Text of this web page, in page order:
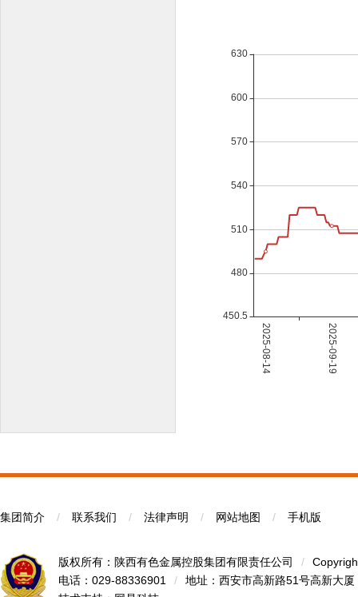
集团简介 / 联系我们 / 法律声明 / 网站地图 / 手机版
版权所有：陕西有色金属控股集团有限责任公司 /
电话：029-88336901
/
地址：西安市高新路51号高新大厦